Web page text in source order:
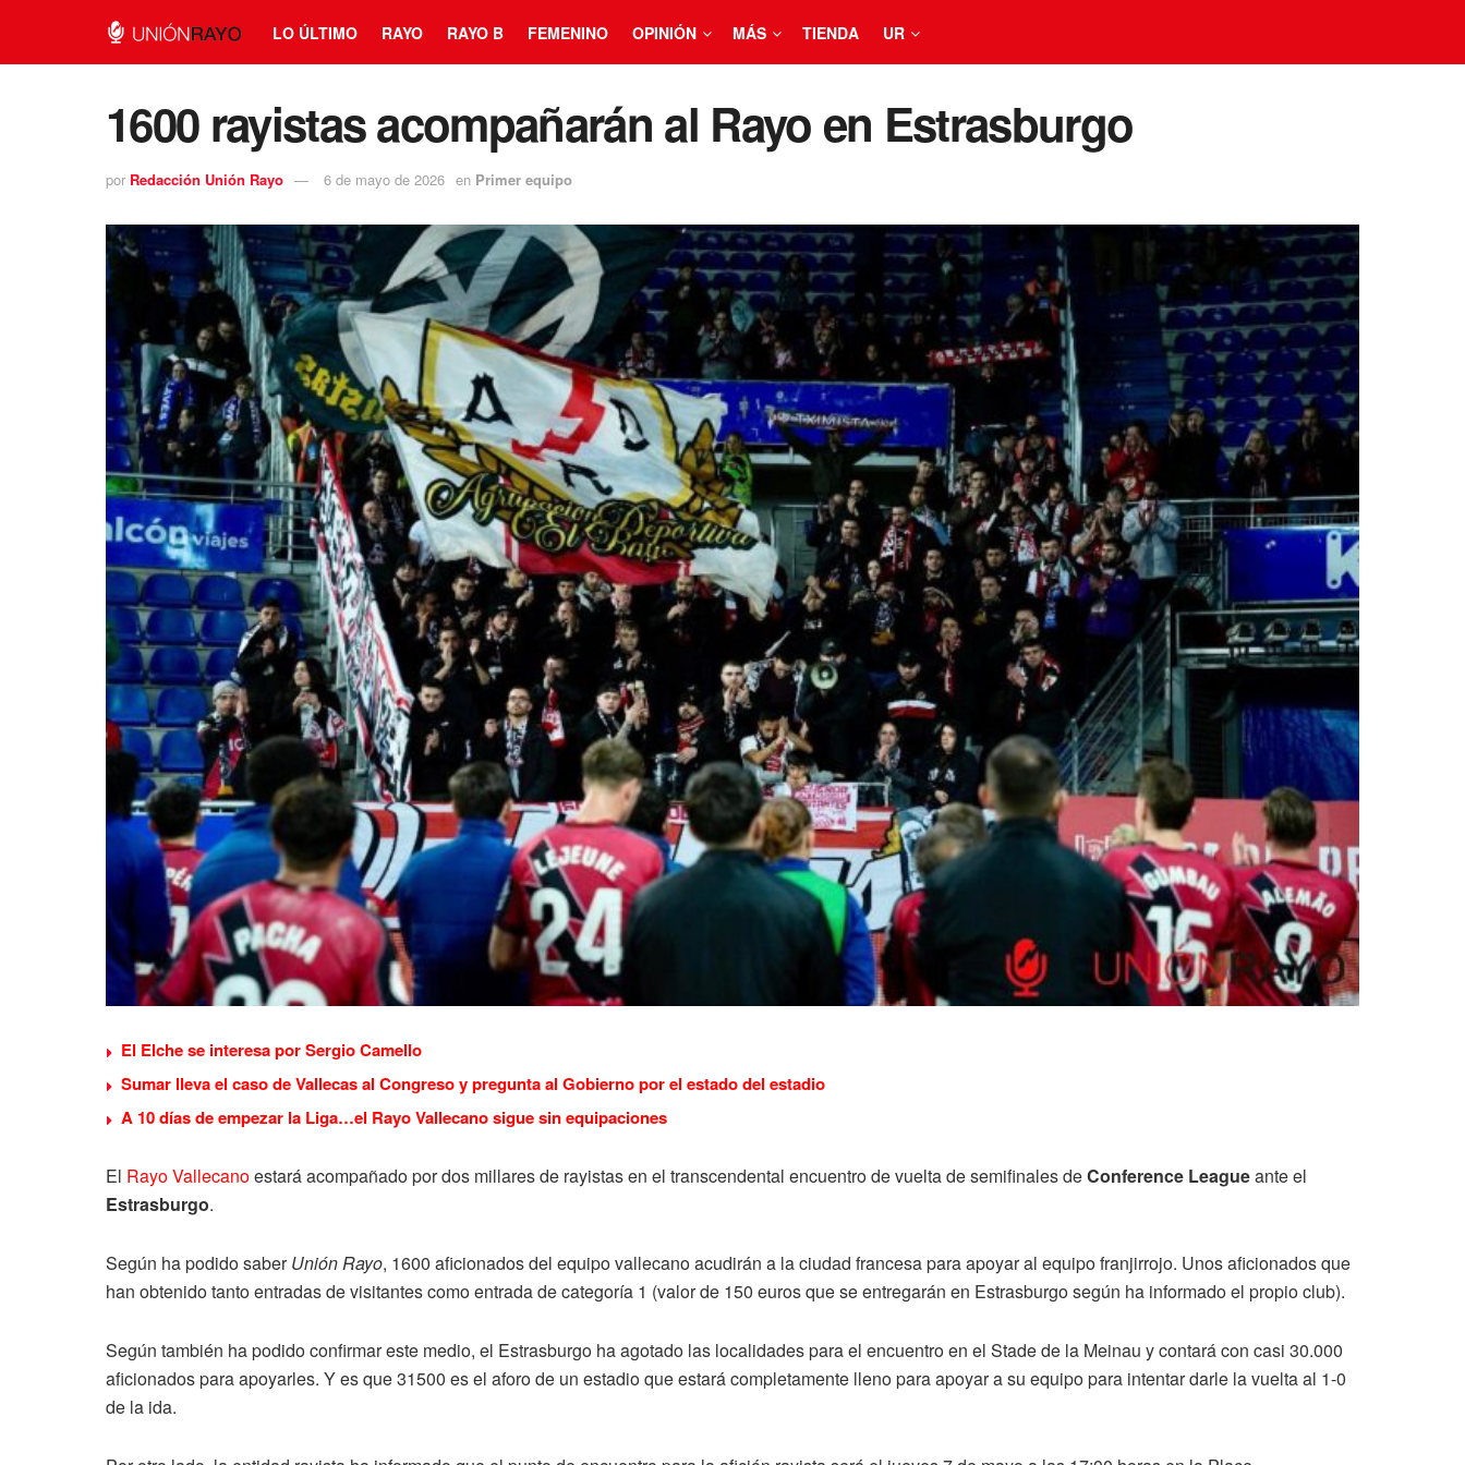
LO ÚLTIMO RAYO RAYO B FEMENINO OPINIÓN MÁS TIENDA UR
1600 rayistas acompañarán al Rayo en Estrasburgo
por Redacción Unión Rayo 6 de mayo de 2026 en Primer equipo
El Elche se interesa por Sergio Camello
Sumar lleva el caso de Vallecas al Congreso y pregunta al Gobierno por el estado del estadio
A 10 días de empezar la Liga…el Rayo Vallecano sigue sin equipaciones
El Rayo Vallecanoestará acompañado por dos millares de rayistas en el transcendental encuentro de vuelta de semifinales deConference Leagueante el
Estrasburgo.
Según ha podido saberUnión Rayo, 1600 aficionados del equipo vallecano acudirán a la ciudad francesa para apoyar al equipo franjirrojo. Unos aficionados que
han obtenido tanto entradas de visitantes como entrada de categoría 1 (valor de 150 euros que se entregarán en Estrasburgo según ha informado el propio club).
Según también ha podido confirmar este medio, el Estrasburgo ha agotado las localidades para el encuentro en el Stade de la Meinau y contará con casi 30.000
aficionados para apoyarles. Y es que 31500 es el aforo de un estadio que estará completamente lleno para apoyar a su equipo para intentar darle la vuelta al 1-0
de la ida.